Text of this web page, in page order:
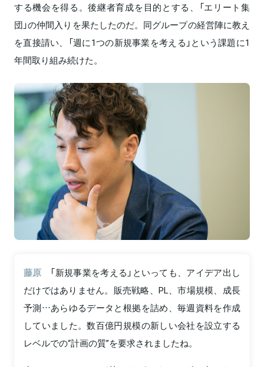
する機会を得る。後継者育成を目的とする、「エリート集
団」の仲間入りを果たしたのだ。同グループの経営陣に教え
を直接請い、「週に1つの新規事業を考える」という課題に1
年間取り組み続けた。
藤原
「新規事業を考える」といっても、アイデア出し
だけではありません。販売戦略、PL、市場規模、成長
予測…あらゆるデータと根拠を詰め、毎週資料を作成
していました。数百億円規模の新しい会社を設立する
レベルでの“計画の質”を要求されましたね。